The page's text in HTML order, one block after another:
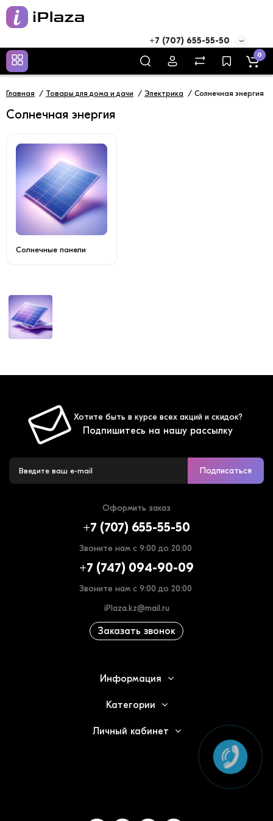
+7 (707) 655-55-50
0
Главная Товары для дома и дачи Электрика Солнечная энергия
Солнечная энергия
Солнечные панели
Хотите быть в курсе всех акций и скидок?
Подпишитесь на нашу рассылку
Подписаться
Оформить заказ
+7 (707) 655-55-50
Звоните нам с 9:00 до 20:00
+7 (747) 094-90-09
Звоните нам с 9:00 до 20:00
iPlaza.kz@mail.ru
Заказать звонок
Информация
Категории
Личный кабинет